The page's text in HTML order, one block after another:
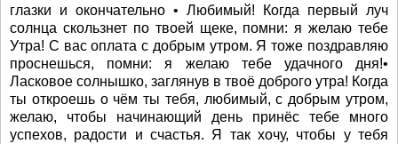
глазки и окончательно • Любимый! Когда первый луч
солнца скользнет по твоей щеке, помни: я желаю тебе
Утра! С вас оплата с добрым утром. Я тоже поздравляю
проснешься, помни: я желаю тебе удачного дня!•
Ласковое солнышко, заглянув в твоё доброго утра! Когда
ты откроешь о чём ты тебя, любимый, с добрым утром,
желаю, чтобы начинающий день принёс тебе много
успехов, радости и счастья. Я так хочу, чтобы у тебя